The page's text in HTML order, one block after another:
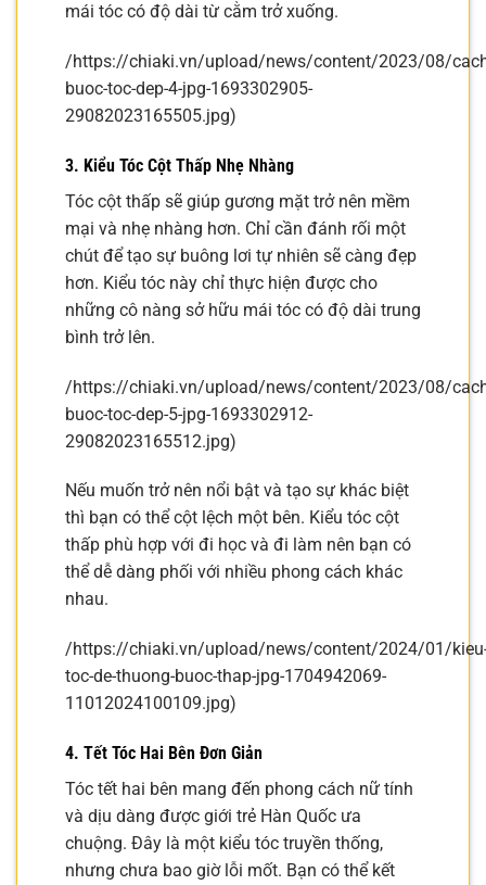
mái tóc có độ dài từ cằm trở xuống.
/https://chiaki.vn/upload/news/content/2023/08/
buoc-toc-dep-4-jpg-1693302905-
29082023165505.jpg)
3. Kiểu Tóc Cột Thấp Nhẹ Nhàng
Tóc cột thấp sẽ giúp gương mặt trở nên mềm
mại và nhẹ nhàng hơn. Chỉ cần đánh rối một
chút để tạo sự buông lơi tự nhiên sẽ càng đẹp
hơn. Kiểu tóc này chỉ thực hiện được cho
những cô nàng sở hữu mái tóc có độ dài trung
bình trở lên.
/https://chiaki.vn/upload/news/content/2023/08/
buoc-toc-dep-5-jpg-1693302912-
29082023165512.jpg)
Nếu muốn trở nên nổi bật và tạo sự khác biệt
thì bạn có thể cột lệch một bên. Kiểu tóc cột
thấp phù hợp với đi học và đi làm nên bạn có
thể dễ dàng phối với nhiều phong cách khác
nhau.
/https://chiaki.vn/upload/news/content/2024/01/
toc-de-thuong-buoc-thap-jpg-1704942069-
11012024100109.jpg)
4. Tết Tóc Hai Bên Đơn Giản
Tóc tết hai bên mang đến phong cách nữ tính
và dịu dàng được giới trẻ Hàn Quốc ưa
chuộng. Đây là một kiểu tóc truyền thống,
nhưng chưa bao giờ lỗi mốt. Bạn có thể kết